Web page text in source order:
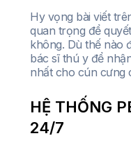
Hy vọng bài viết
quan trọng để
không. Dù thế nào
bác sĩ thú y để
nhất cho cún cưng
HỆ THỐNG
24/7